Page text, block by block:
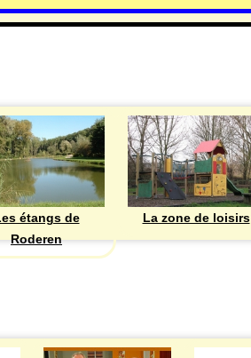
étangs de
Roderen
La zone de loisirs